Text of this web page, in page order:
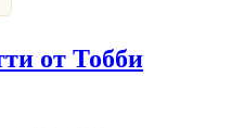
от Тобби